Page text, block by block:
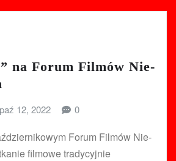
na Forum Filmów Nie-
paź 12, 2022 0
Forum Filmów Nie-
filmowe tradycyjnie